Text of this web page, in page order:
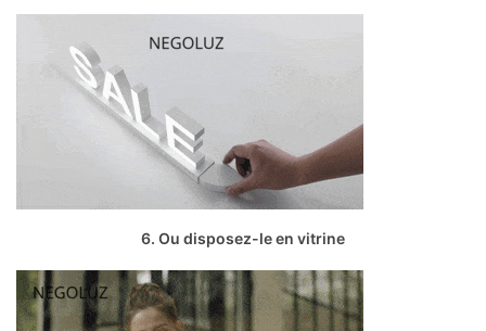
6. Ou disposez-le en vitrine